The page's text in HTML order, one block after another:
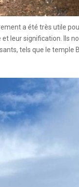
a été très utile
leur signification. Ils
tels que le temple